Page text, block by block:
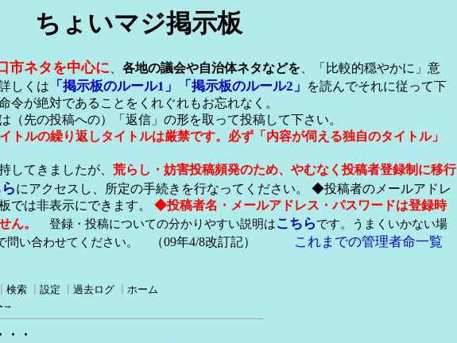
ちょいマジ掲示板
市ネタを中心に、 各地の議会や自治体ネタなどを、「比較的穏やかに」意
しくは
「掲示板のルール1」 「掲示板のルール2」
を読んでそれに従って下
が絶対であることをくれぐれもお忘れなく。
（先の投稿への）「返信」の形を取って投稿して下さい。
トルの繰り返しタイトルは厳禁です。必ず「内容が伺える独自のタイトル」
してきましたが、 荒らし・妨害投稿頻発のため、やむなく投稿者登録制に移行
にアクセスし、所定の手続きを行なってください。 ◆投稿者のメールアドレ
では非表示にできます。 ◆投稿者名・メールアドレス・パスワードは登録時
ん。
登録・投稿についての分かりやすい説明はこちらです。うまくいかない場
問い合わせてください。 （09年4/8改訂記） これまでの管理者命一覧
検索 設定 過去ログ
ホーム
→
・